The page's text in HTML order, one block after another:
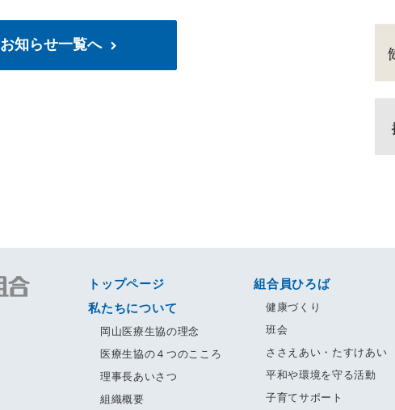
お知らせ一覧へ
トップページ
私たちについて
岡山医療生協の理念
医療生協の４つのこころ
理事長あいさつ
組織概要
組合員ひろば
健康づくり
班会
ささえあい・たすけあい
平和や環境を守る活動
子育てサポート